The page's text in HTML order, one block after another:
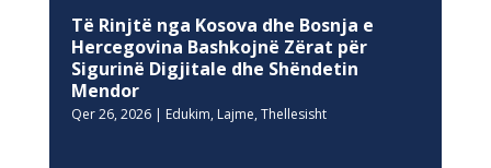
Të Rinjtë nga Kosova dhe Bosnja e
Hercegovina Bashkojnë Zërat për
Sigurinë Digjitale dhe Shëndetin
Mendor
Qer 26, 2026| Edukim, Lajme, Thellesisht